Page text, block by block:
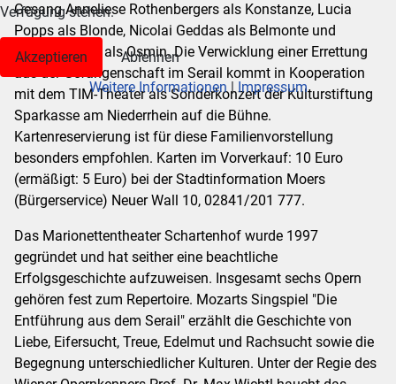
Gesang Anneliese Rothenbergers als Konstanze, Lucia
Popps als Blonde, Nicolai Geddas als Belmonte und
Gottlob Fricks als Osmin. Die Verwicklung einer Errettung
aus der Gefangenschaft im Serail kommt in Kooperation
mit dem TIM-Theater als Sonderkonzert der Kulturstiftung
Sparkasse am Niederrhein auf die Bühne.
Kartenreservierung ist für diese Familienvorstellung
besonders empfohlen. Karten im Vorverkauf: 10 Euro
(ermäßigt: 5 Euro) bei der Stadtinformation Moers
(Bürgerservice) Neuer Wall 10, 02841/201 777.
Das Marionettentheater Schartenhof wurde 1997
gegründet und hat seither eine beachtliche
Erfolgsgeschichte aufzuweisen. Insgesamt sechs Opern
gehören fest zum Repertoire. Mozarts Singspiel "Die
Entführung aus dem Serail" erzählt die Geschichte von
Liebe, Eifersucht, Treue, Edelmut und Rachsucht sowie die
Begegnung unterschiedlicher Kulturen. Unter der Regie des
Verfügung stehen.
Akzeptieren
Ablehnen
Weitere Informationen|Impressum